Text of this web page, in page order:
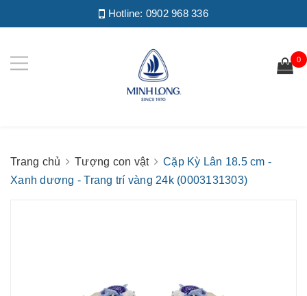
Hotline: 0902 968 336
0
Trang chủ Tượng con vật
Cặp Kỳ Lân 18.5 cm -
Xanh dương - Trang trí vàng 24k (0003131303)